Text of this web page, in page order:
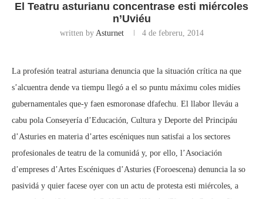
El Teatru asturianu concentrase esti miércoles
n’Uviéu
written by Asturnet 4 de febreru, 2014
La profesión teatral asturiana denuncia que la situación crítica na que
s’alcuentra dende va tiempu llegó a el so puntu máximu coles midíes
gubernamentales que-y faen esmoronase dfafechu. El llabor lleváu a
cabu pola Conseyería d’Educación, Cultura y Deporte del Principáu
d’Asturies en materia d’artes escéniques nun satisfai a los sectores
profesionales de teatru de la comunidá y, por ello, l’Asociación
d’empreses d’Artes Escéniques d’Asturies (Foroescena) denuncia la so
pasividá y quier facese oyer con un actu de protesta esti miércoles, a